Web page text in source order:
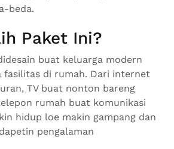
beda.
Paket Ini?
buat keluarga modern
fasilitas di rumah. Dari internet
TV buat nonton bareng
rumah buat komunikasi
hidup loe makin gampang dan
pengalaman